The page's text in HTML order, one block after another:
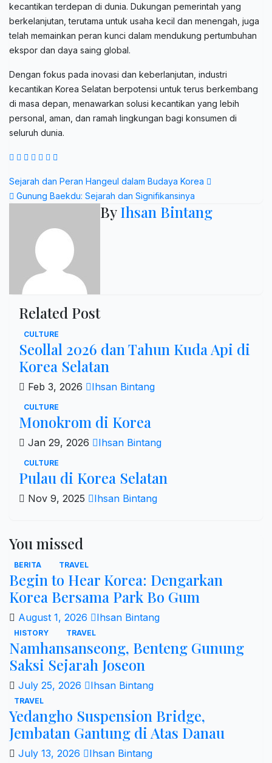
kecantikan terdepan di dunia. Dukungan pemerintah yang
berkelanjutan, terutama untuk usaha kecil dan menengah, juga
telah memainkan peran kunci dalam mendukung pertumbuhan
ekspor dan daya saing global.
Dengan fokus pada inovasi dan keberlanjutan, industri
kecantikan Korea Selatan berpotensi untuk terus berkembang
di masa depan, menawarkan solusi kecantikan yang lebih
personal, aman, dan ramah lingkungan bagi konsumen di
seluruh dunia.
Post
navigation
Sejarah dan Peran Hangeul dalam Budaya Korea
Gunung Baekdu: Sejarah dan Signifikansinya
ByIhsan Bintang
Related Post
CULTURE
Seollal 2026 dan Tahun Kuda Api di
Korea Selatan
Feb 3, 2026 Ihsan Bintang
CULTURE
Monokrom di Korea
Jan 29, 2026 Ihsan Bintang
CULTURE
Pulau di Korea Selatan
Nov 9, 2025 Ihsan Bintang
You missed
BERITA TRAVEL
Begin to Hear Korea: Dengarkan
Korea Bersama Park Bo Gum
August 1, 2026 Ihsan Bintang
HISTORY TRAVEL
Namhansanseong, Benteng Gunung
Saksi Sejarah Joseon
July 25, 2026 Ihsan Bintang
TRAVEL
Yedangho Suspension Bridge,
Jembatan Gantung di Atas Danau
July 13, 2026 Ihsan Bintang